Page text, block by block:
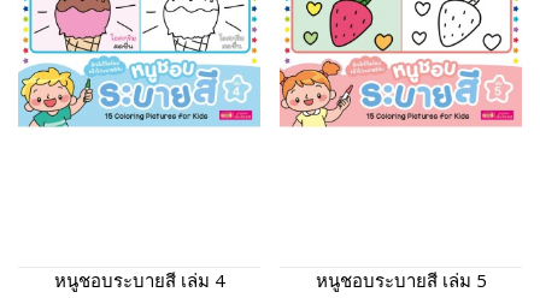
หนูชอบระบายสี เล่ม 4
หนูชอบระบายสี เล่ม 5